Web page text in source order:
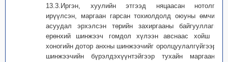
13.3.Иргэн, хуулийн этгээд няцаасан нотолгоо
ирүүлсэн, маргаан гарсан тохиолдолд оюуны өмчийн
асуудал эрхэлсэн төрийн захиргааны байгууллагын
ерөнхий шинжээч гомдол хүлээн авснаас хойш 30
хоногийн дотор анхны шинжээчийг оролцуулалгүйгээр 3
шинжээчийн бүрэлдэхүүнтэйгээр тухайн маргааныг